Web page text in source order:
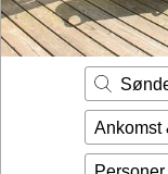
Udlejning af
Ejer
Ankomst